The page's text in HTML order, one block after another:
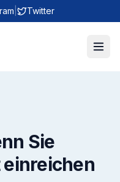
Twitter
Sie
einreichen